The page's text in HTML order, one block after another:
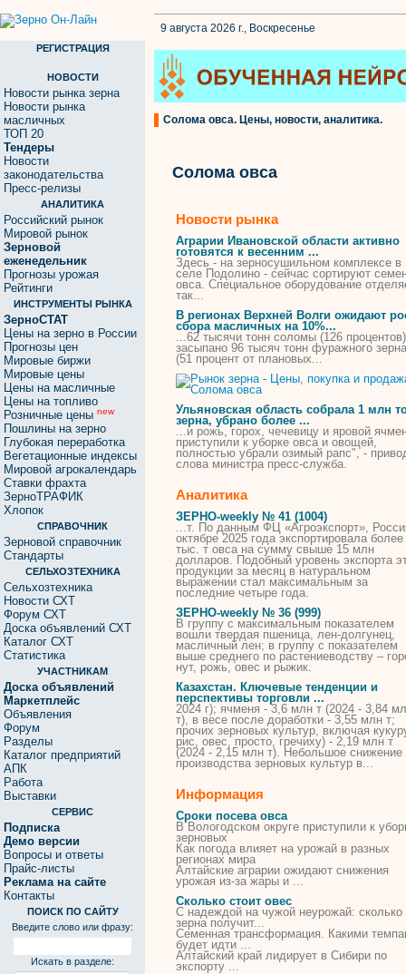
9 августа 2026 г., Воскресенье
РЕГИСТРАЦИЯ
НОВОСТИ
Новости рынка зерна
Новости рынка
масличных
ТОП 20
Тендеры
Новости
законодательства
Пресс-релизы
АНАЛИТИКА
Российский рынок
Мировой рынок
Зерновой
еженедельник
Прогнозы урожая
Рейтинги
ИНСТРУМЕНТЫ РЫНКА
ЗерноСТАТ
Цены на зерно в России
Прогнозы цен
Мировые биржи
Мировые цены
Цены на масличные
Цены на топливо
Розничные цены new
Пошлины на зерно
Глубокая переработка
Вегетационные индексы
Мировой агрокалендарь
Ставки фрахта
ЗерноТРАФИК
Хлопок
СПРАВОЧНИК
Зерновой справочник
Стандарты
СЕЛЬХОЗТЕХНИКА
Сельхозтехника
Новости СХТ
Форум СХТ
Доска объявлений СХТ
Каталог СХТ
Статистика
УЧАСТНИКАМ
Доска объявлений
Маркетплейс
Объявления
Форум
Разделы
Каталог предприятий
АПК
Работа
Выставки
СЕРВИС
Подписка
Демо версии
Вопросы и ответы
Прайс-листы
Реклама на сайте
Контакты
ПОИСК ПО САЙТУ
Введите слово или фразу:
Искать в разделе:
Солома овса. Цены, новости, аналитика.
Солома овса
Новости рынка
Аграрии Ивановской области активно
готовятся к весенним ...
Здесь - на зерносушильном комплексе в
селе Подолино - сейчас сортируют
овса. Специальное оборудование
так...
В регионах Верхней Волги ожидают
сбора масличных на 10%...
...62 тысячи тонн соломы (126
засыпано 96 тысяч тонн фуражного зерна
(51 процент от плановых...
Ульяновская область собрала 1 млн
зерна, убрано более ...
...и рожь, горох, чечевицу и яровой
приступили к уборке овса и овощей,
полностью убрали озимый рапс", -
слова министра пресс-служба.
Аналитика
ЗЕРНО-weekly № 41 (1004)
...т. По данным ФЦ «Агроэкспорт»,
октябре 2025 года экспортировала более
тыс. т овса на сумму свыше 15 млн
долларов. Подобный уровень экспорта
продукции за месяц в натуральном
выражении стал максимальным за
последние четыре года.
ЗЕРНО-weekly № 36 (999)
В группу с максимальным показателем
вошли твердая пшеница, лен-долгунец,
масличный лен; в группу с показателем
выше среднего по растениеводству –
нут, рожь,овес и рыжик.
Казахстан. Ключевые тенденции и
перспективы торговли ...
2024 г); ячменя - 3,6 млн т (2024 - 3,84
т), в весе после доработки - 3,55 млн т;
прочих зерновых культур, включая
рис, овес, просто, гречиху) - 2,19 млн т
(2024 - 2,15 млн т). Небольшое снижение
производства зерновых культур в...
Информация
Сроки посева овса
В Вологодском округе приступили к
зерновых
Как погода влияет на урожай в разных
регионах мира
Алтайские аграрии ожидают снижения
урожая из-за жары и ...
Сколько стоит овес
С надеждой на чужой неурожай: сколько
зерна получит...
Семенная трансформация. Какими
будет идти ...
Алтайский край лидирует в Сибири по
экспорту ...